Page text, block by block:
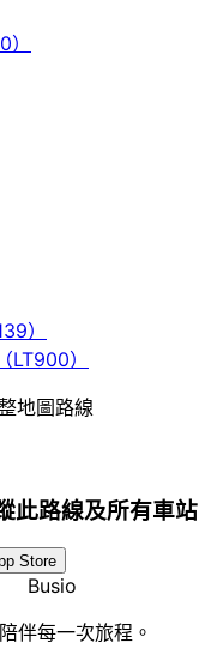
）
LT900）
地圖路線
此路線及所有車站
Store
Busio
伴每一次旅程。